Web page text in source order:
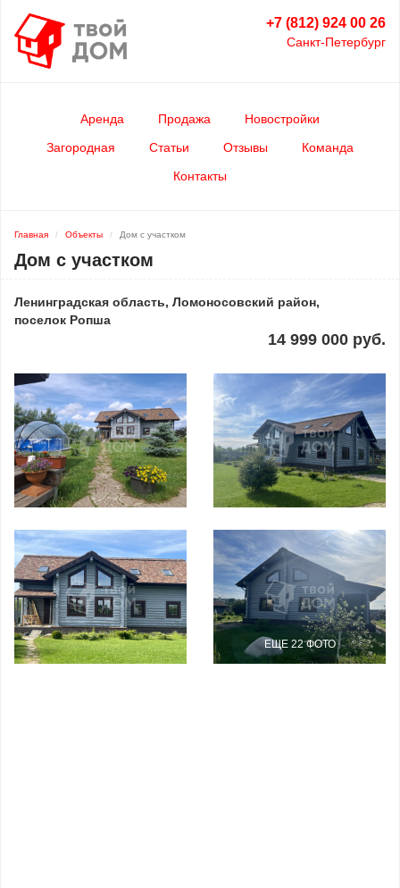
+7 (812) 924 00 26
Санкт-Петербург
Аренда Продажа
Новостройки
Загородная
Статьи Отзывы
Команда
Контакты
Главная Объекты Дом с участком
Дом с участком
Ленинградская область, Ломоносовский район,
поселок Ропша
14 999 000 руб.
ЕЩЕ 22 ФОТО